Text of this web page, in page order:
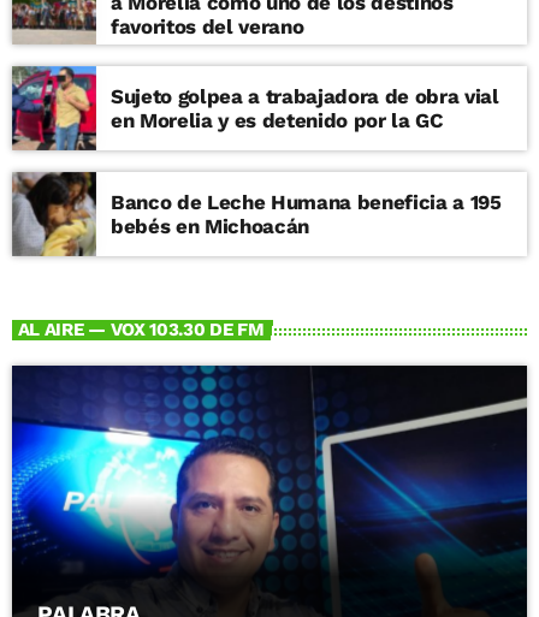
favoritos del verano
Sujeto golpea a trabajadora de obra vial
en Morelia y es detenido por la GC
Banco de Leche Humana beneficia a 195
bebés en Michoacán
AL AIRE — VOX 103.30 DE FM